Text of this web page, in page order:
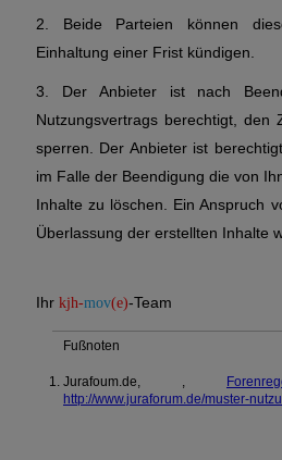
2. Beide Parteien können
Einhaltung einer Frist kündigen.
3. Der Anbieter ist nach
Nutzungsvertrags berechtigt, den
sperren. Der Anbieter ist
im Falle der Beendigung die von
Inhalte zu löschen. Ein Anspruch
Überlassung der erstellten Inhalte
Ihr kjh-mov(e)-Team
Fußnoten
Jurafoum.de, ,
http://www.juraforum.de/muster-